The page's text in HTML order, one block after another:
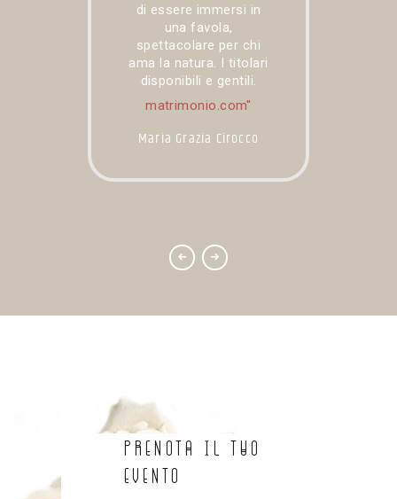
di essere immersi in
una favola,
spettacolare per chi
ama la natura. I titolari
disponibili e gentili.
matrimonio.com
Maria Grazia Cirocco
Prenota il tuo
Evento